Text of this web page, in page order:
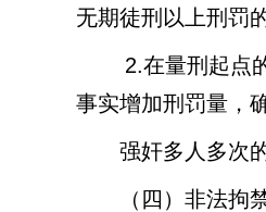
无期徒刑以上刑罚
2.在量刑起点
事实增加刑罚量，
强奸多人多次
（四）非法拘